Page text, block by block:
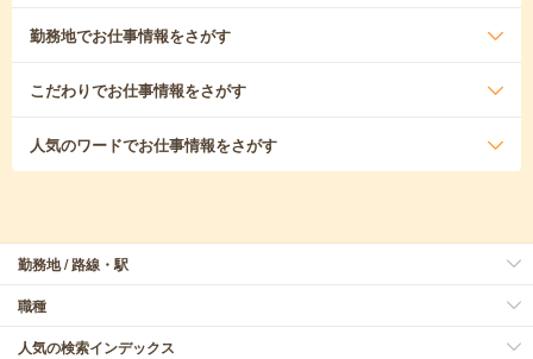
勤務地でお仕事情報をさがす
こだわりでお仕事情報をさがす
人気のワードでお仕事情報をさがす
勤務地 / 路線・駅
職種
人気の検索インデックス